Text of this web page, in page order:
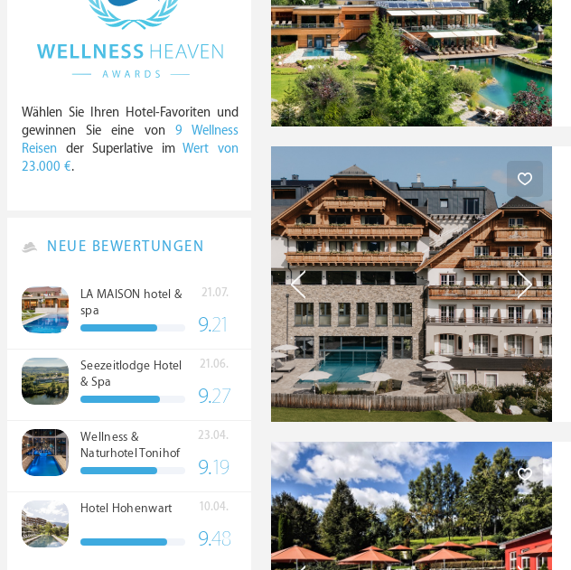
Wählen Sie Ihren Hotel-Favoriten und
gewinnen Sie eine von 9 Wellness
Reisen der Superlative imWert von
23.000 €.
NEUE BEWERTUNGEN
LA MAISON hotel &
spa
21.07.
9.21
Seezeitlodge Hotel
& Spa
21.06.
9.27
Wellness &
Naturhotel Tonihof
****S
23.04.
9.19
Hotel Hohenwart 10.04.
9.48